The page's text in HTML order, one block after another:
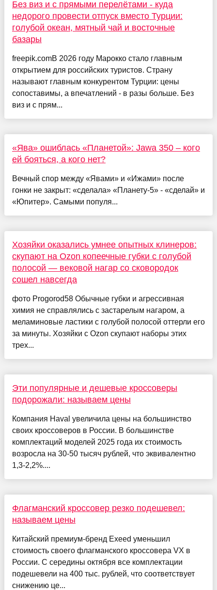
Без виз и с прямыми перелётами - куда
недорого провести отпуск вместо Турции:
голубой океан, мятный чай и восточные
базары
freepik.comВ 2026 году Марокко стало главным
открытием для российских туристов. Страну
называют главным конкурентом Турции: цены
сопоставимы, а впечатлений - в разы больше. Без
виз и с прям...
«Ява» ошиблась «Планетой»: Jawa 350 – кого
ей бояться, а кого нет?
Вечный спор между «Явами» и «Ижами» после
гонки не закрыт: «сделала» «Планету-5» - «сделай» и
«Юпитер». Самыми популя...
Хозяйки оказались умнее опытных клинеров:
скупают на Ozon копеечные губки с голубой
полосой — вековой нагар со сковородок
сошел навсегда
фото Progorod58 Обычные губки и агрессивная
химия не справлялись с застарелым нагаром, а
меламиновые ластики с голубой полосой оттерли его
за минуты. Хозяйки с Ozon скупают наборы этих
трех...
Эти популярные и дешевые кроссоверы
подорожали: называем цены
Компания Haval увеличила цены на большинство
своих кроссоверов в России. В большинстве
комплектаций моделей 2025 года их стоимость
возросла на 30-50 тысяч рублей, что эквивалентно
1,3-2,2%....
Флагманский кроссовер резко подешевел:
называем цены
Китайский премиум-бренд Exeed уменьшил
стоимость своего флагманского кроссовера VX в
России. С середины октября все комплектации
подешевели на 400 тыс. рублей, что соответствует
снижению це...